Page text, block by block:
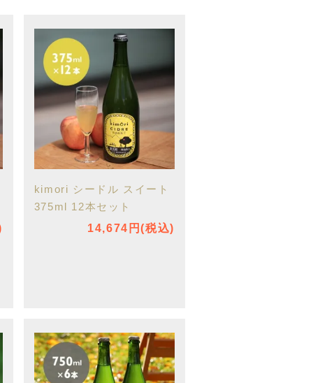
kimori シードル スイート
375ml 12本セット
14,674円(税込)